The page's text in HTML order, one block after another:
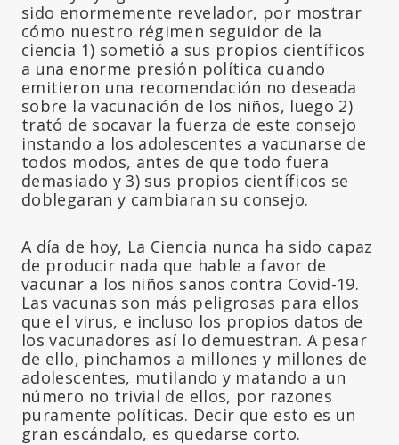
sido enormemente revelador, por mostrar
cómo nuestro régimen seguidor de la
ciencia 1) sometió a sus propios científicos
a una enorme presión política cuando
emitieron una recomendación no deseada
sobre la vacunación de los niños, luego 2)
trató de socavar la fuerza de este consejo
instando a los adolescentes a vacunarse de
todos modos, antes de que todo fuera
demasiado y 3) sus propios científicos se
doblegaran y cambiaran su consejo.
A día de hoy, La Ciencia nunca ha sido capaz
de producir nada que hable a favor de
vacunar a los niños sanos contra Covid-19.
Las vacunas son más peligrosas para ellos
que el virus, e incluso los propios datos de
los vacunadores así lo demuestran. A pesar
de ello, pinchamos a millones y millones de
adolescentes, mutilando y matando a un
número no trivial de ellos, por razones
puramente políticas. Decir que esto es un
gran escándalo, es quedarse corto.